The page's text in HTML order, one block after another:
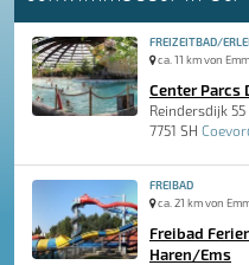
FREIZEITBAD/
ca. 11 km von
Center Parcs
Reindersdijk 55
7751 SH
FREIBAD
ca. 21 km von
Freibad
Haren/Ems